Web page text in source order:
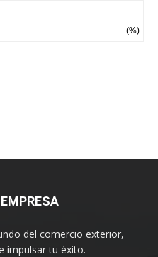
del comercio exterior,
impulsar tu éxito.